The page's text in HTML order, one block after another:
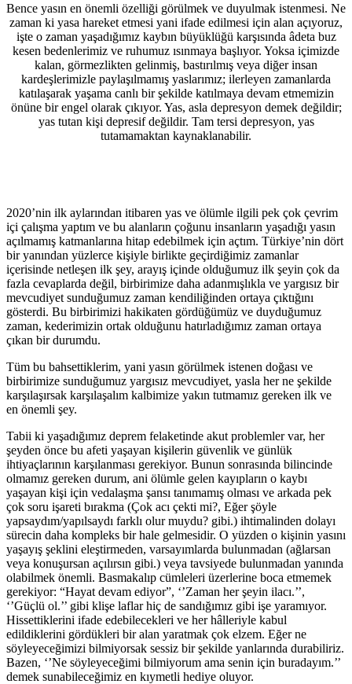
Bence yasın en önemli özelliği görülmek ve duyulmak istenmesi. Ne
zaman ki yasa hareket etmesi yani ifade edilmesi için alan açıyoruz,
işte o zaman yaşadığımız kaybın büyüklüğü karşısında âdeta buz
kesen bedenlerimiz ve ruhumuz ısınmaya başlıyor. Yoksa içimizde
kalan, görmezlikten gelinmiş, bastırılmış veya diğer insan
kardeşlerimizle paylaşılmamış yaslarımız; ilerleyen zamanlarda
katılaşarak yaşama canlı bir şekilde katılmaya devam etmemizin
önüne bir engel olarak çıkıyor. Yas, asla depresyon demek değildir;
yas tutan kişi depresif değildir. Tam tersi depresyon, yas
tutamamaktan kaynaklanabilir.
2020’nin ilk aylarından itibaren yas ve ölümle ilgili pek çok çevrim
içi çalışma yaptım ve bu alanların çoğunu insanların yaşadığı yasın
açılmamış katmanlarına hitap edebilmek için açtım. Türkiye’nin dört
bir yanından yüzlerce kişiyle birlikte geçirdiğimiz zamanlar
içerisinde netleşen ilk şey, arayış içinde olduğumuz ilk şeyin çok da
fazla cevaplarda değil, birbirimize daha adanmışlıkla ve yargısız bir
mevcudiyet sunduğumuz zaman kendiliğinden ortaya çıktığını
gösterdi. Bu birbirimizi hakikaten gördüğümüz ve duyduğumuz
zaman, kederimizin ortak olduğunu hatırladığımız zaman ortaya
çıkan bir durumdu.
Tüm bu bahsettiklerim, yani yasın görülmek istenen doğası ve
birbirimize sunduğumuz yargısız mevcudiyet, yasla her ne şekilde
karşılaşırsak karşılaşalım kalbimize yakın tutmamız gereken ilk ve
en önemli şey.
Tabii ki yaşadığımız deprem felaketinde akut problemler var, her
şeyden önce bu afeti yaşayan kişilerin güvenlik ve günlük
ihtiyaçlarının karşılanması gerekiyor. Bunun sonrasında bilincinde
olmamız gereken durum, ani ölümle gelen kayıpların o kaybı
yaşayan kişi için vedalaşma şansı tanımamış olması ve arkada pek
çok soru işareti bırakma (Çok acı çekti mi?, Eğer şöyle
yapsaydım/yapılsaydı farklı olur muydu? gibi.) ihtimalinden dolayı
sürecin daha kompleks bir hale gelmesidir. O yüzden o kişinin yasını
yaşayış şeklini eleştirmeden, varsayımlarda bulunmadan (ağlarsan
veya konuşursan açılırsın gibi.) veya tavsiyede bulunmadan yanında
olabilmek önemli. Basmakalıp cümleleri üzerlerine boca etmemek
gerekiyor: “Hayat devam ediyor”, ‘’Zaman her şeyin ilacı.’’,
‘’Güçlü ol.’’ gibi klişe laflar hiç de sandığımız gibi işe yaramıyor.
Hissettiklerini ifade edebilecekleri ve her hâlleriyle kabul
edildiklerini gördükleri bir alan yaratmak çok elzem. Eğer ne
söyleyeceğimizi bilmiyorsak sessiz bir şekilde yanlarında durabiliriz.
Bazen, ‘’Ne söyleyeceğimi bilmiyorum ama senin için buradayım.’’
demek sunabileceğimiz en kıymetli hediye oluyor.